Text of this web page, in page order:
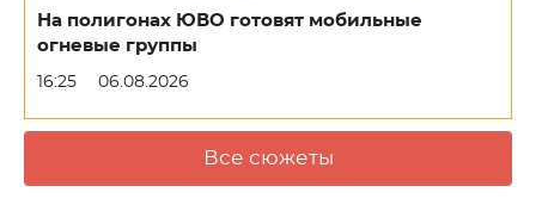
На полигонах ЮВО готовят мобильные
огневые группы
16:25 06.08.2026
Все сюжеты